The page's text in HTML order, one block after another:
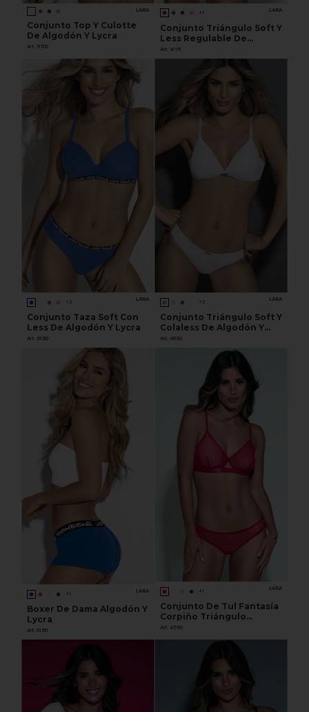
LARA
Conjunto Top Y Culotte
De Algodón Y Lycra
Art. 5700
+1 LARA
Conjunto Triángulo Soft Y
Less Regulable De
Microfibra Y Puntilla
Art. 4115
+2 LARA
Conjunto Taza Soft Con
Less De Algodón Y Lycra
Art. 5150
+2 LARA
Conjunto Triángulo Soft Y
Colaless De Algodón Y
Lycra
Art. 4650
+1 LARA
Boxer De Dama Algodón Y
Lycra
Art. 6150
+1 LARA
Conjunto De Tul Fantasía
Corpiño Triángulo
Cruzado Con Colaless
Art. 4550